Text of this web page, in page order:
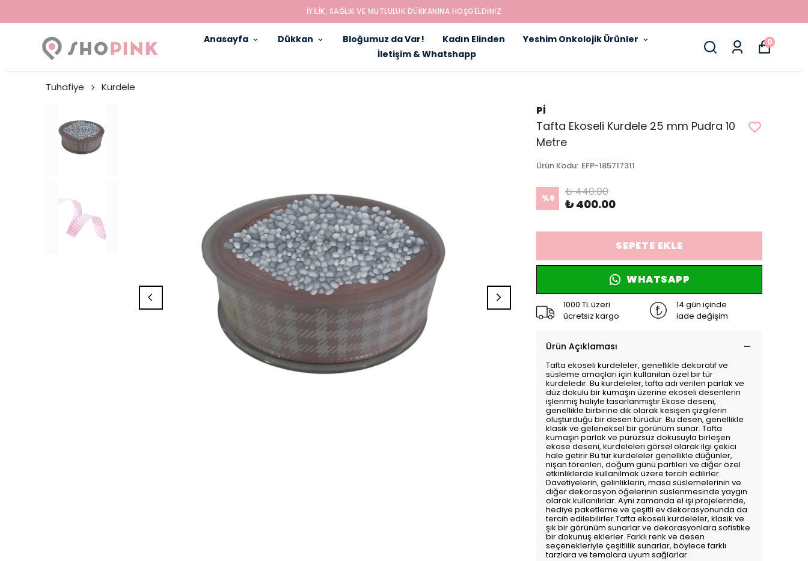
İYILIK, SAĞLIK VE MUTLULUK DÜKKANINA HOŞGELDINIZ
Anasayfa Dükkan Bloğumuz da Var! Kadın Elinden
Yeshim Onkolojik Ürünler
İletişim & Whatshapp
0
Tuhafiye Kurdele
Pİ
Tafta Ekoseli Kurdele 25 mm Pudra 10
Metre
Ürün Kodu: EFP-185717311
%9 ₺ 440.00
₺ 400.00
SEPETE EKLE
WHATSAPP
1000 TL üzeri
ücretsiz kargo
14 gün içinde
iade değişim
Ürün Açıklaması
Tafta ekoseli kurdeleler, genellikle dekoratif ve
süsleme amaçları için kullanılan özel bir tür
kurdeledir. Bu kurdeleler, tafta adı verilen parlak ve
düz dokulu bir kumaşın üzerine ekoseli desenlerin
işlenmiş haliyle tasarlanmıştır.Ekose deseni,
genellikle birbirine dik olarak kesişen çizgilerin
oluşturduğu bir desen türüdür. Bu desen, genellikle
klasik ve geleneksel bir görünüm sunar. Tafta
kumaşın parlak ve pürüzsüz dokusuyla birleşen
ekose deseni, kurdeleleri görsel olarak ilgi çekici
hale getirir.Bu tür kurdeleler genellikle düğünler,
nişan törenleri, doğum günü partileri ve diğer özel
etkinliklerde kullanılmak üzere tercih edilirler.
Davetiyelerin, gelinliklerin, masa süslemelerinin ve
diğer dekorasyon öğelerinin süslenmesinde yaygın
olarak kullanılırlar. Aynı zamanda el işi projelerinde,
hediye paketleme ve çeşitli ev dekorasyonunda da
tercih edilebilirler.Tafta ekoseli kurdeleler, klasik ve
şık bir görünüm sunarlar ve dekorasyonlara sofistike
bir dokunuş eklerler. Farklı renk ve desen
seçenekleriyle çeşitlilik sunarlar, böylece farklı
tarzlara ve temalara uyum sağlarlar.